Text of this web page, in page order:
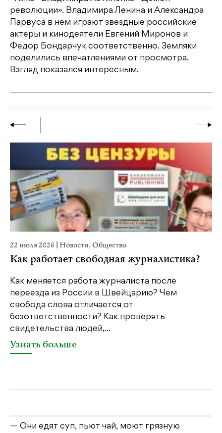
революции». Владимира Ленина и Александра
Парвуса в нем играют звездные российские
актеры и кинодеятели Евгений Миронов и
Федор Бондарчук соответственно. Земляки
поделились впечатлениями от просмотра.
Взгляд показался интересным.
22 июля 2026 Новости,Общество
Как работает свободная журналистика?
Как меняется работа журналиста после
переезда из России в Швейцарию? Чем
свобода слова отличается от
безответственности? Как проверять
свидетельства людей,...
Узнать больше
— Они едят суп, пьют чай, моют грязную